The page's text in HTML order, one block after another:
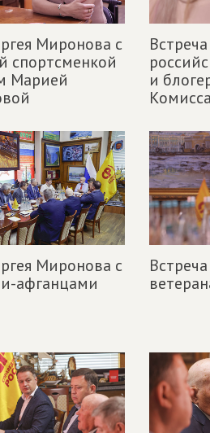
Миронова с
спортсменкой
Марией
и
Миронова с
афганцами